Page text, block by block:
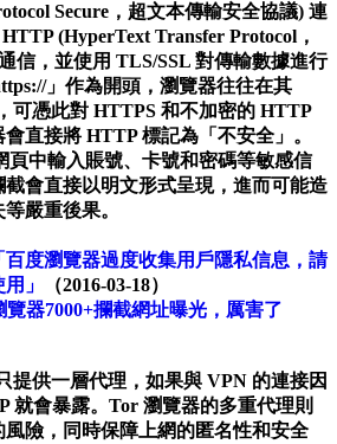
Secure，超文本傳輸安全協議) 連
(HyperText Transfer Protocol，
信，並使用 TLS/SSL 對傳輸數據進行
」作為開頭，瀏覽器往往在其
可憑此對 HTTPS 和不加密的 HTTP
直接將 HTTP 標記為「不安全」。
頁中輸入賬號、卡號和密碼等敏感信
會直接以明文形式呈現，進而可能造
嚴重後果。
度瀏覽器過度收集用戶隱私信息，請
」
（2016-03-18）
器7000+攔截網址曝光，厲害了
提供一層代理，如果與 VPN 的連接因
就會暴露。Tor 瀏覽器的多重代理則
險，同時保障上網的匿名性和安全